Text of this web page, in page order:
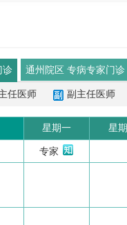
诊 通州院区 专病专家门诊
任医师 副主任医师
星期一 星
专家